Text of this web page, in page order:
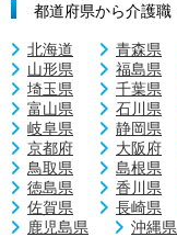
都道府県から介護職
北海道 青森県
山形県
福島県
埼玉県
千葉県
富山県
石川県
岐阜県
静岡県
京都府
大阪府
鳥取県
島根県
徳島県
香川県
佐賀県
長崎県
鹿児島県
沖縄県